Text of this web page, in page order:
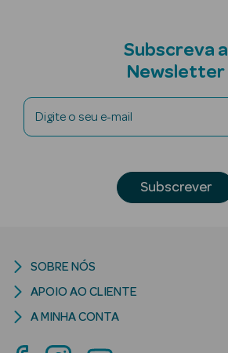
Estética
Oferta Estética
- Beauty
Subscreva a
Newsletter
Digite o seu e-mail
Subscrever
SOBRE NÓS
APOIO AO CLIENTE
A MINHA CONTA